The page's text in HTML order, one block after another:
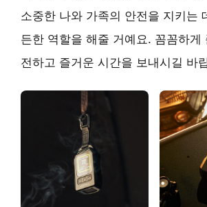
소중한 나와 가족의 안전을 지키는
든한 역할을 해줄 거예요. 꼼꼼하게
전하고 즐거운 시간을 보내시길 바